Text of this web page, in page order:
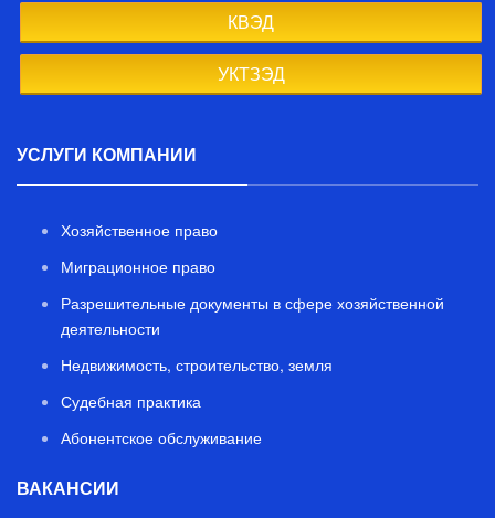
КВЭД
УКТЗЭД
УСЛУГИ КОМПАНИИ
Хозяйственное право
Миграционное право
Разрешительные документы в сфере хозяйственной
деятельности
Недвижимость, строительство, земля
Судебная практика
Абонентское обслуживание
ВАКАНСИИ